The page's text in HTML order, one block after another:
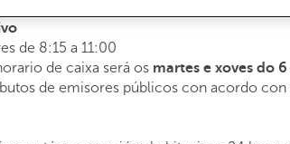
de 8:15 a 11:00
de caixa será os martes e xoves do
de emisores públicos con acordo